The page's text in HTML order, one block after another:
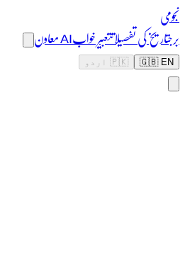
نجومی
برجتاریخ کی تفصیلاتتعبیر خوابAI معاون
🇬🇧 EN 🇵🇰 اردو